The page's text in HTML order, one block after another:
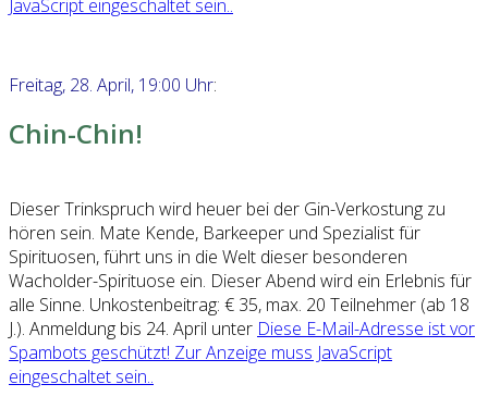
JavaScript eingeschaltet sein..
Freitag, 28. April, 19:00 Uhr:
Chin-Chin!
Dieser Trinkspruch wird heuer bei der Gin-Verkostung zu
hören sein. Mate Kende, Barkeeper und Spezialist für
Spirituosen, führt uns in die Welt dieser besonderen
Wacholder-Spirituose ein. Dieser Abend wird ein Erlebnis für
alle Sinne. Unkostenbeitrag: € 35, max. 20 Teilnehmer (ab 18
J.). Anmeldung bis 24. April unter Diese E-Mail-Adresse ist vor
Spambots geschützt! Zur Anzeige muss JavaScript
eingeschaltet sein..